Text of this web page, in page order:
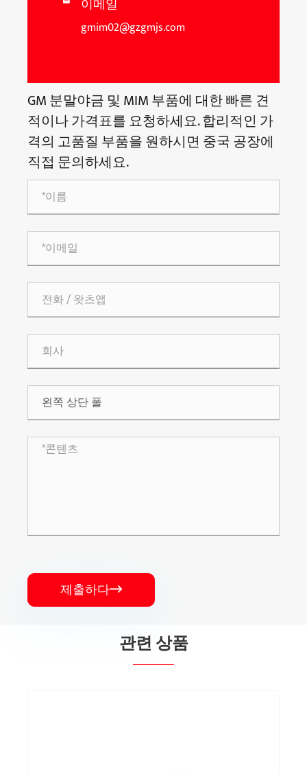
이메일
gmim02@gzgmjs.com
GM 분말야금 및 MIM 부품에 대한 빠른 견
적이나 가격표를 요청하세요. 합리적인 가
격의 고품질 부품을 원하시면 중국 공장에
직접 문의하세요.
제출하다
관련 상품